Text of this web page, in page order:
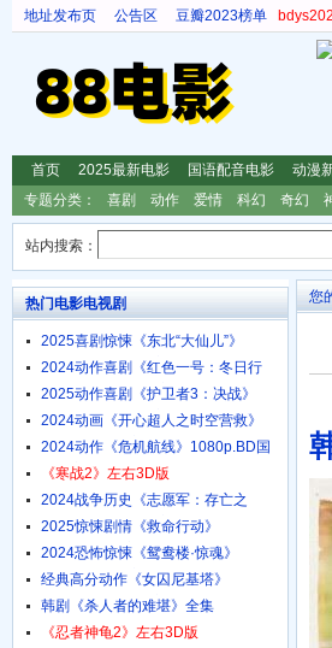
地址发布页 公告区 豆瓣2023榜单
首页 2025最新电影 国语配音电影 动漫
专题分类：
喜剧 动作 爱情 科幻 奇幻
站内搜索：
您
热门电影电视剧
2025喜剧惊悚《东北“大仙儿”》
1080p.HD国语中字
2024动作喜剧《红色一号：冬日行
动》4K.HD中英双字
2025动作喜剧《护卫者3：决战》
1080p.HD国语中字
2024动画《开心超人之时空营救》
4K.HD国语中字
2024动作《危机航线》1080p.BD国
语中字
《寒战2》左右3D版
2024战争历史《志愿军：存亡之
战》4K.HD国语中字
2025惊悚剧情《救命行动》
1080p.HD中字
2024恐怖惊悚《鸳鸯楼·惊魂》
4K.HD国语中字
经典高分动作《女囚尼基塔》
1080p.BD中英双字
韩剧《杀人者的难堪》全集
《忍者神龟2》左右3D版